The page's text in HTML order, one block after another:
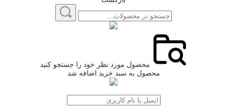
محصول مورد نظر خود را جستجو کنید
محصول به سبد خرید اضافه شد